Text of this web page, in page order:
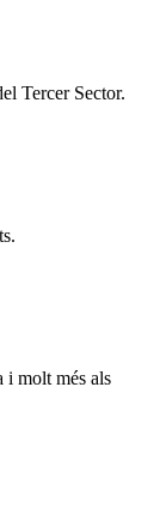
Tercer Sector.
i molt més als